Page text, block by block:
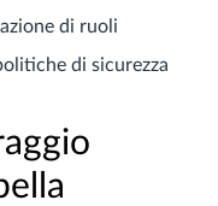
di ruoli
di sicurezza